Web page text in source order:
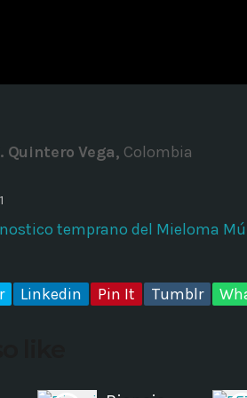
Time
Quintero Vega, Colombia
temprano del Mieloma
Linkedin Pin It Tumblr